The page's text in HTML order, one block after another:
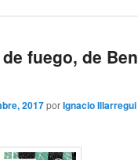
fuego, de Ben
2017porIgnacio Illarregui